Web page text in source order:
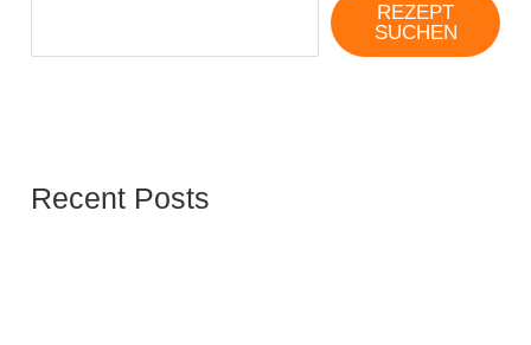
REZEPT
SUCHEN
Recent Posts